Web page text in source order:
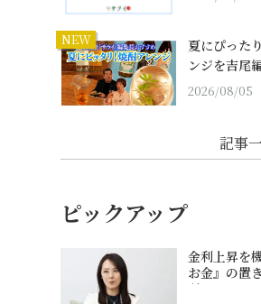
NEW
夏にぴった
ンジを吉尾
2026/08/05
記事
ピックアップ
金利上昇を
お金』の置
討